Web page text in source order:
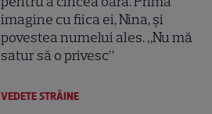
imagine cu fiica ei, Nina, și
povestea numelui ales. „Nu mă
satur să o privesc”
VEDETE STRĂINE